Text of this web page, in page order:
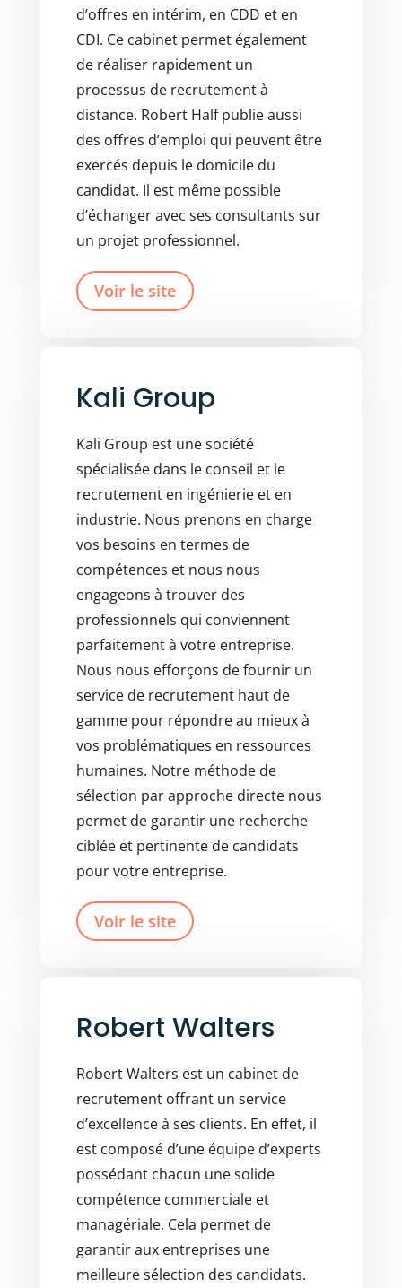
d’offres en intérim, en CDD et en
CDI. Ce cabinet permet également
de réaliser rapidement un
processus de recrutement à
distance. Robert Half publie aussi
des offres d’emploi qui peuvent être
exercés depuis le domicile du
candidat. Il est même possible
d’échanger avec ses consultants sur
un projet professionnel.
Voir le site
Kali Group
Kali Group est une société
spécialisée dans le conseil et le
recrutement en ingénierie et en
industrie. Nous prenons en charge
vos besoins en termes de
compétences et nous nous
engageons à trouver des
professionnels qui conviennent
parfaitement à votre entreprise.
Nous nous efforçons de fournir un
service de recrutement haut de
gamme pour répondre au mieux à
vos problématiques en ressources
humaines. Notre méthode de
sélection par approche directe nous
permet de garantir une recherche
ciblée et pertinente de candidats
pour votre entreprise.
Voir le site
Robert Walters
Robert Walters est un cabinet de
recrutement offrant un service
d’excellence à ses clients. En effet, il
est composé d’une équipe d’experts
possédant chacun une solide
compétence commerciale et
managériale. Cela permet de
garantir aux entreprises une
meilleure sélection des candidats.